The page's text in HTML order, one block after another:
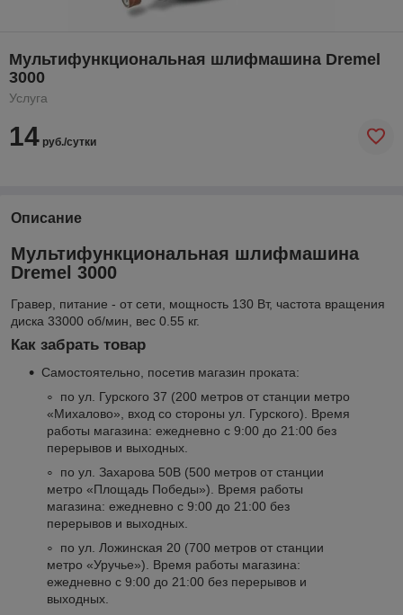
Мультифункциональная шлифмашина Dremel
3000
Услуга
14 руб./сутки
Описание
Мультифункциональная шлифмашина
Dremel 3000
Гравер, питание - от сети, мощность 130 Вт, частота вращения
диска 33000 об/мин, вес 0.55 кг.
Как забрать товар
Самостоятельно, посетив магазин проката:
по ул. Гурского 37 (200 метров от станции метро
«Михалово», вход со стороны ул. Гурского). Время
работы магазина: ежедневно с 9:00 до 21:00 без
перерывов и выходных.
по ул. Захарова 50В (500 метров от станции
метро «Площадь Победы»). Время работы
магазина: ежедневно с 9:00 до 21:00 без
перерывов и выходных.
по ул. Ложинская 20 (700 метров от станции
метро «Уручье»). Время работы магазина:
ежедневно с 9:00 до 21:00 без перерывов и
выходных.